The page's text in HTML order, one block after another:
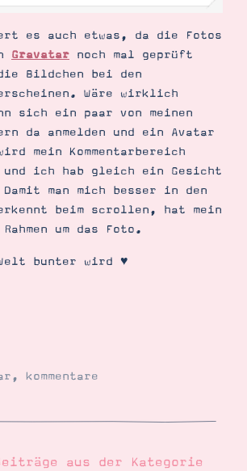
es auch etwas, da die Fotos
Gravatar noch mal geprüft
Bildchen bei den
erscheinen. Wäre wirklich
sich ein paar von meinen
da anmelden und ein Avatar
mein Kommentarbereich
und ich hab gleich ein Gesicht
man mich besser in den
erkennt beim scrollen, hat mein
um das Foto.
bunter wird ♥
, kommentare
aus der Kategorie